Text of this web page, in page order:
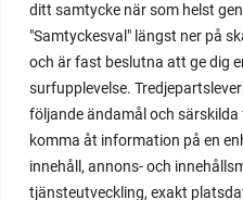
ditt samtycke när som helst
"Samtyckesval" längst ner på
och är fast beslutna att ge dig
surfupplevelse.
följande ändamål och
komma åt information på en
innehåll, annons- och
tjänsteutveckling, exakt